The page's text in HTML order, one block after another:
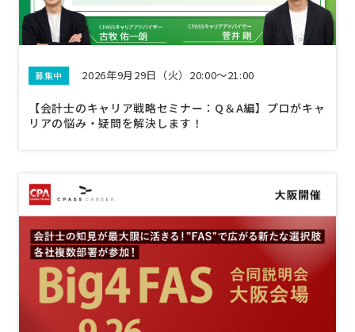
募集中 2026年9月29日（火）20:00～21:00
【会計士のキャリア戦略セミナー：Q＆A編】プロがキャ
リアの悩み・疑問を解決します！